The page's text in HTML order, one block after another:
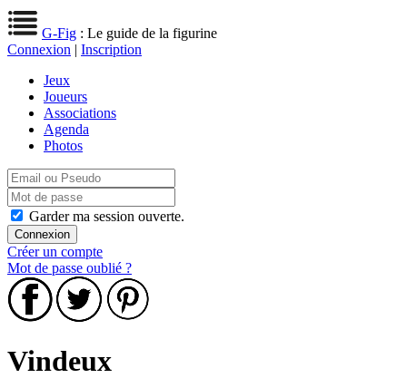
G-Fig : Le guide de la figurine
Connexion | Inscription
Jeux
Joueurs
Associations
Agenda
Photos
Garder ma session ouverte.
Créer un compte
Mot de passe oublié ?
Vindeux